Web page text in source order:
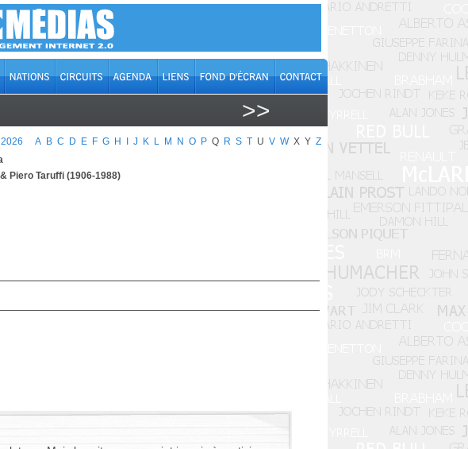
>>
2026 A B C D E F G H J K L M N O P Q R S T U V W X Y Z
Piero Taruffi (1906-1988)